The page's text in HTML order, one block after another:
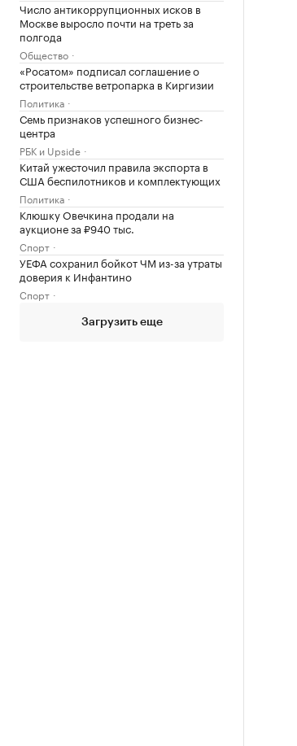
Число антикоррупционных исков в
Москве выросло почти на треть за
полгода
Общество
«Росатом» подписал соглашение о
строительстве ветропарка в Киргизии
Политика
Семь признаков успешного бизнес-
центра
РБК и Upside
Китай ужесточил правила экспорта в
США беспилотников и комплектующих
Политика
Клюшку Овечкина продали на
аукционе за ₽940 тыс.
Спорт
УЕФА сохранил бойкот ЧМ из-за утраты
доверия к Инфантино
Спорт
Загрузить еще